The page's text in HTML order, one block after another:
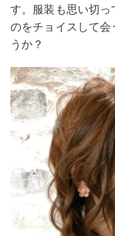
す。服装も思い切
のをチョイスして会
うか？